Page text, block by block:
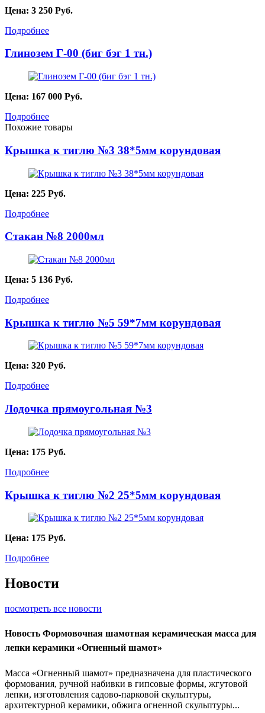
Цена: 3 250 Руб.
Подробнее
Глинозем Г-00 (биг бэг 1 тн.)
Цена: 167 000 Руб.
Подробнее
Похожие товары
Крышка к тиглю №3 38*5мм корундовая
Цена: 225 Руб.
Подробнее
Стакан №8 2000мл
Цена: 5 136 Руб.
Подробнее
Крышка к тиглю №5 59*7мм корундовая
Цена: 320 Руб.
Подробнее
Лодочка прямоугольная №3
Цена: 175 Руб.
Подробнее
Крышка к тиглю №2 25*5мм корундовая
Цена: 175 Руб.
Подробнее
Новости
посмотреть все новости
Новость Формовочная шамотная керамическая масса для
лепки керамики «Огненный шамот»
Масса «Огненный шамот» предназначена для пластического
формования, ручной набивки в гипсовые формы, жгутовой
лепки, изготовления садово-парковой скульптуры,
архитектурной керамики, обжига огненной скульптуры...